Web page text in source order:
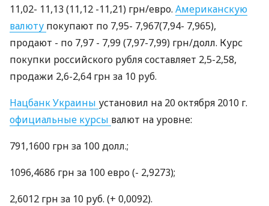
11,02- 11,13 (11,12 -11,21) грн/евро. Американскую
валюту покупают по 7,95- 7,967(7,94- 7,965),
продают - по 7,97 - 7,99 (7,97-7,99) грн/долл. Курс
покупки российского рубля составляет 2,5-2,58,
продажи 2,6-2,64 грн за 10 руб.
Нацбанк Украины установил на 20 октября 2010 г.
официальные курсы валют на уровне:
791,1600 грн за 100 долл.;
1096,4686 грн за 100 евро (- 2,9273);
2,6012 грн за 10 руб. (+ 0,0092).